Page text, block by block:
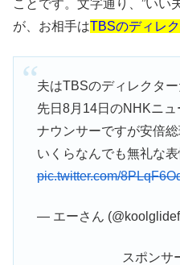
ことです。文字通り、”いい
が、お相手はTBSのディレ
夫はTBSのディレクター
先日8月14日のNHKニ
ナウンサーですが安倍
いくらなんでも無礼な表
pic.twitter.com/
— エーさん
スポンサ